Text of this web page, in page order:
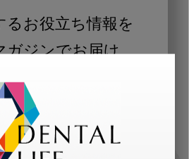
るお役立ち情報を
ガジンでお届け
た職種（歯科医師、歯
技工士）に合わせた内